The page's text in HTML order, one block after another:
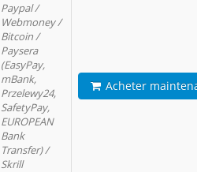
Paypal /
Webmoney /
Bitcoin /
Paysera
(EasyPay,
mBank,
Przelewy24,
SafetyPay,
EUROPEAN
Bank
Transfer) /
Skrill
Acheter